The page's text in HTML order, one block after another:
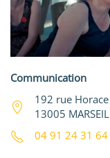
Communication
192 rue
13005
04 91 24 31 64